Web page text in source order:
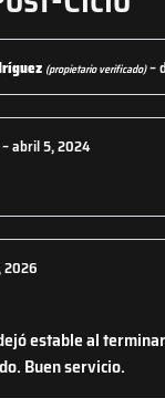
(propietario verificado) –
–abril 5, 2024
2026
estable al
Buen servicio.